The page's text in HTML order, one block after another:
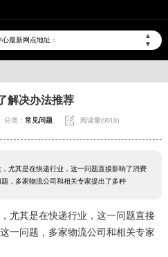
▲
▼
解决办法推荐
分类： 常见问题  阅读量(9018)
尤其是在快递行业，这一问题直接影响了消费
，多家物流公司和相关专家提出了多种
其是在快递行业，这一问题直接
一问题，多家物流公司和相关专家